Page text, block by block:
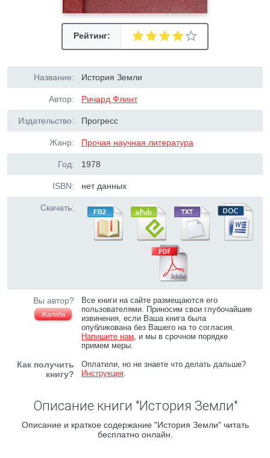
Рейтинг:
Название: История Земли
Автор: Ричард Флинт
Издательство: Прогресс
Жанр: Прочая научная литература
Год: 1978
ISBN: нет данных
Скачать:
Вы автор?
Жалоба
Все книги на сайте размещаются его
пользователями. Приносим свои глубочайшие
извинения, если Ваша книга была
опубликована без Вашего на то согласия.
Напишите нам, и мы в срочном порядке
примем меры.
Как получить
книгу?
Оплатили, но не знаете что делать дальше?
Инструкция.
Описание книги "История Земли"
Описание и краткое содержание "История Земли" читать
бесплатно онлайн.